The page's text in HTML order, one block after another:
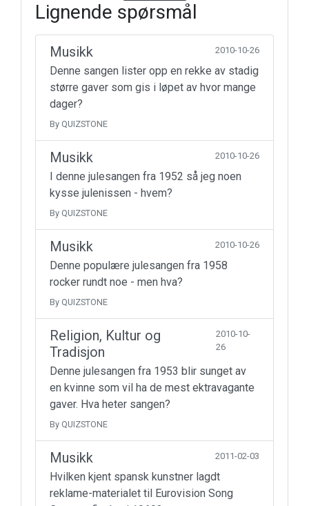
Lignende spørsmål
Musikk 2010-10-26
Denne sangen lister opp en rekke av stadig
større gaver som gis i løpet av hvor mange
dager?
By QUIZSTONE
Musikk 2010-10-26
I denne julesangen fra 1952 så jeg noen
kysse julenissen - hvem?
By QUIZSTONE
Musikk 2010-10-26
Denne populære julesangen fra 1958
rocker rundt noe - men hva?
By QUIZSTONE
Religion, Kultur og
Tradisjon
2010-10-
26
Denne julesangen fra 1953 blir sunget av
en kvinne som vil ha de mest ektravagante
gaver. Hva heter sangen?
By QUIZSTONE
Musikk 2011-02-03
Hvilken kjent spansk kunstner lagdt
reklame-materialet til Eurovision Song